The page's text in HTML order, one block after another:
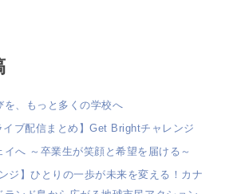
を、もっと多くの学校へ
ブ配信まとめ】Get Brightチャレンジ
イへ ～卒業生が笑顔と希望を届ける～
ジ】ひとりの一歩が未来を変える！カナ